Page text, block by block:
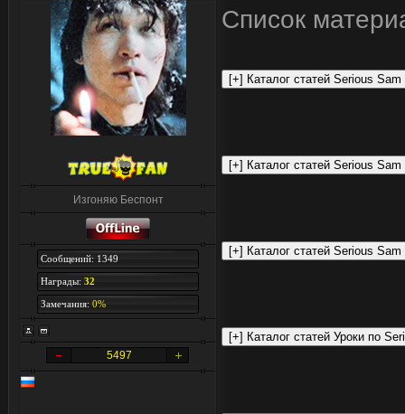
Изгоняю Беспонт
Сообщений: 1349
Награды: 32
Замечания: 0%
5497
Список